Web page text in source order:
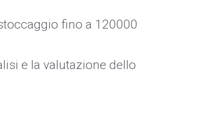
fino a 120000
e la valutazione dello